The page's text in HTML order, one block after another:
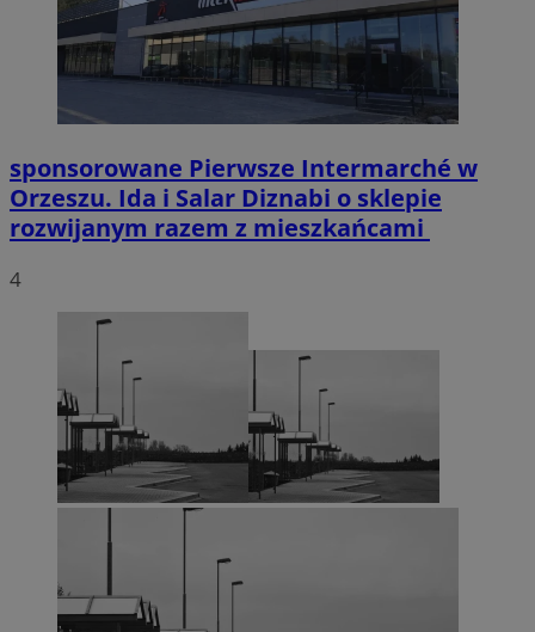
sponsorowane Pierwsze Intermarché w
Orzeszu. Ida i Salar Diznabi o sklepie
rozwijanym razem z mieszkańcami
4